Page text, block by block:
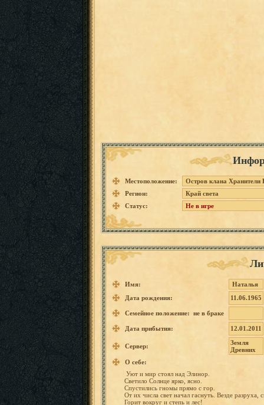
Местоположение:
Остров клана Хранители
Регион:
Край света
Статус:
Не в игре
Имя:
Наталья
Дата рождения:
11.06.1965
Семейное положение: не в браке
Дата прибытия: 12.01.2011
Сервер:
Земля
Древних
О себе:
Уют и мир стоял над Элинор.
Светило Солнце ярко, ясно.
Спустились гномы прямо с гор.
От их числа свет начал гаснуть. Везде разруха,
Горит вокруг и степь и лес!